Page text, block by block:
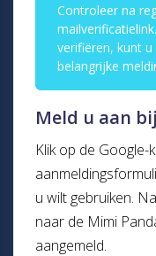
Controleer na
verifiëren, kunt
belangrijke
Meld u aan
Klik op de
u wilt gebruiken.
naar de Mimi
aangemeld.